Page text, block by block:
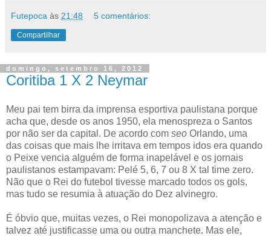
Futepoca às 21:48 5 comentários:
Compartilhar
domingo, setembro 16, 2012
Coritiba 1 X 2 Neymar
Meu pai tem birra da imprensa esportiva paulistana porque
acha que, desde os anos 1950, ela menospreza o Santos
por não ser da capital. De acordo com seo Orlando, uma
das coisas que mais lhe irritava em tempos idos era quando
o Peixe vencia alguém de forma inapelável e os jornais
paulistanos estampavam: Pelé 5, 6, 7 ou 8 X tal time zero.
Não que o Rei do futebol tivesse marcado todos os gols,
mas tudo se resumia à atuação do Dez alvinegro.
É óbvio que, muitas vezes, o Rei monopolizava a atenção e
talvez até justificasse uma ou outra manchete. Mas ele,